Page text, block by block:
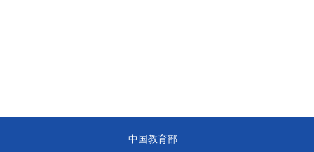
中国教育部